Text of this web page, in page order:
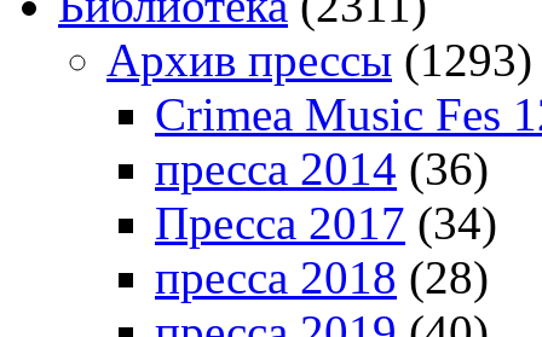
Архив прессы (1293)
Crimea Music Fes
пресса 2014 (36)
Пресса 2017 (34)
пресса 2018 (28)